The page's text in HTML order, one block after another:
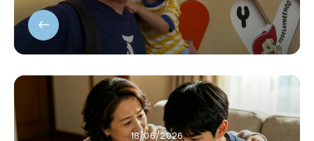
18/06/2026